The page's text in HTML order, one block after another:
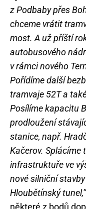
z Podbaby přes
chceme vrátit
most. A už příští
autobusového
v rámci nového
Pořídíme další
tramvaje 52T a
Posílíme kapacitu
prodloužení
stanice, např.
Kačerov. Splácíme
infrastruktuře ve
nové silniční
Hloubětínský tunel,”
některé z bodů